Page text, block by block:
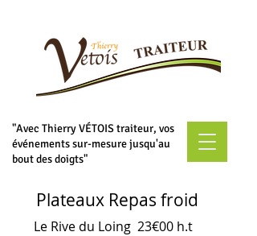
"Avec Thierry VÉTOIS traiteur, vos
événements sur-mesure jusqu'au
bout des doigts"
Plateaux Repas froid
Le Rive du Loing 23€00 h.t